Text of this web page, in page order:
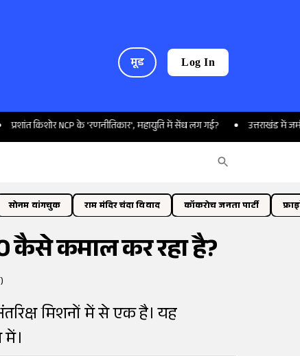
मूड Log In
NCP के 'रणनीतिकार', महायुति में सेंध लग गई? उत्तराखंड में जमीन नहीं मिल
सोनम वांगचुक राम मंदिर चंदा विवाद कॉकरोच जनता पार्टी
कैसे कमाल कर रहा है?
मिशनों में से एक है। यह